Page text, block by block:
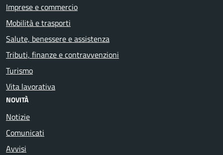
Imprese e commercio
Mobilità e trasporti
Salute, benessere e assistenza
Tributi, finanze e contravvenzioni
Turismo
Vita lavorativa
NOVITÀ
Notizie
Comunicati
Avvisi